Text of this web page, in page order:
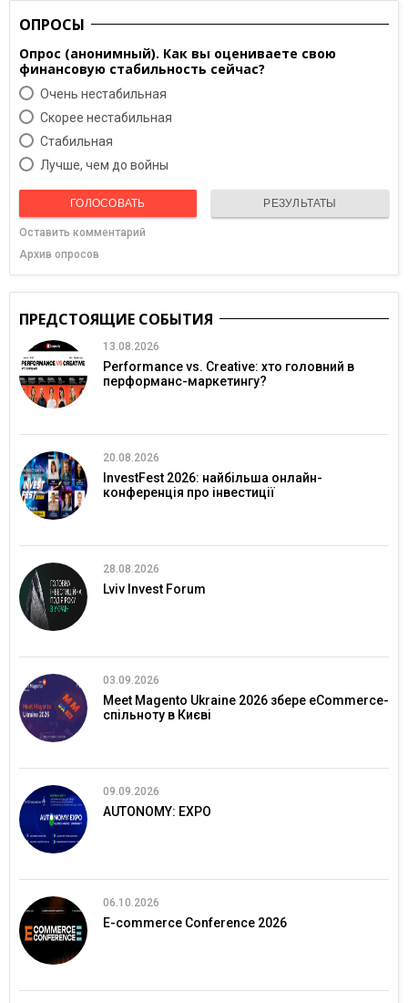
ОПРОСЫ
Опрос (анонимный). Как вы оцениваете свою
финансовую стабильность сейчас?
Очень нестабильная
Скорее нестабильная
Cтабильная
Лучше, чем до войны
ГОЛОСОВАТЬ РЕЗУЛЬТАТЫ
Оставить комментарий
Архив опросов
ПРЕДСТОЯЩИЕ СОБЫТИЯ
13.08.2026
Performance vs. Creative: хто головний в
перформанс-маркетингу?
20.08.2026
InvestFest 2026: найбільша онлайн-
конференція про інвестиції
28.08.2026
Lviv Invest Forum
03.09.2026
Meet Magento Ukraine 2026 збере eCommerce-
спільноту в Києві
09.09.2026
AUTONOMY: EXPO
06.10.2026
E-commerce Conference 2026